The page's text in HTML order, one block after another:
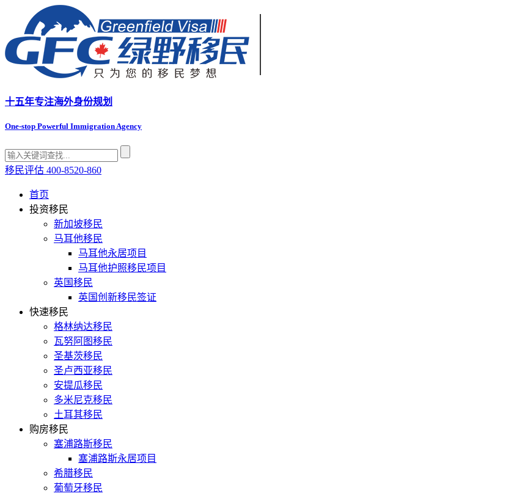
十五年专注海外身份规划
One-stop Powerful Immigration Agency
移民评估 400-8520-860
首页
投资移民
新加坡移民
马耳他移民
马耳他永居项目
马耳他护照移民项目
英国移民
英国创新移民签证
快速移民
格林纳达移民
瓦努阿图移民
圣基茨移民
圣卢西亚移民
安提瓜移民
多米尼克移民
土耳其移民
购房移民
塞浦路斯移民
塞浦路斯永居项目
希腊移民
葡萄牙移民